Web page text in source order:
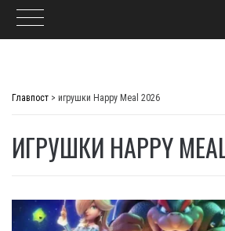
Главпост > игрушки Happy Meal 2026
ИГРУШКИ HAPPY